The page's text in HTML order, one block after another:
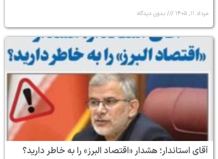
مرداد ۱۱, ۱۴۰۵ بدون دیدگاه
آقای استاندار؛ هشدار «اقتصاد البرز» را به خاطر دارید؟